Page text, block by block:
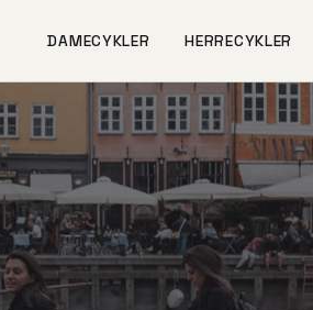
DAMECYKLER HERRECYKLER